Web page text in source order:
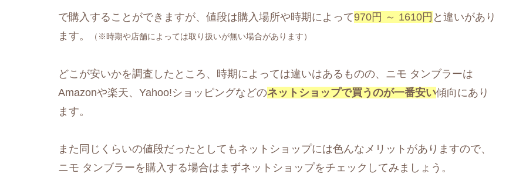
で購入することができますが、値段は購入場所や時期によって970円 ～ 1610円 と違いがあり
ます。
（※時期や店舗によっては取り扱いが無い場合があります）
どこが安いかを調査したところ、時期によっては違いはあるものの、ニモ タンブラーは
Amazonや楽天、Yahoo!ショッピングなどのネットショップで買うのが一番安い傾向にあり
ます。
また同じくらいの値段だったとしてもネットショップには色んなメリットがありますので、
ニモ タンブラーを購入する場合はまずネットショップをチェックしてみましょう。